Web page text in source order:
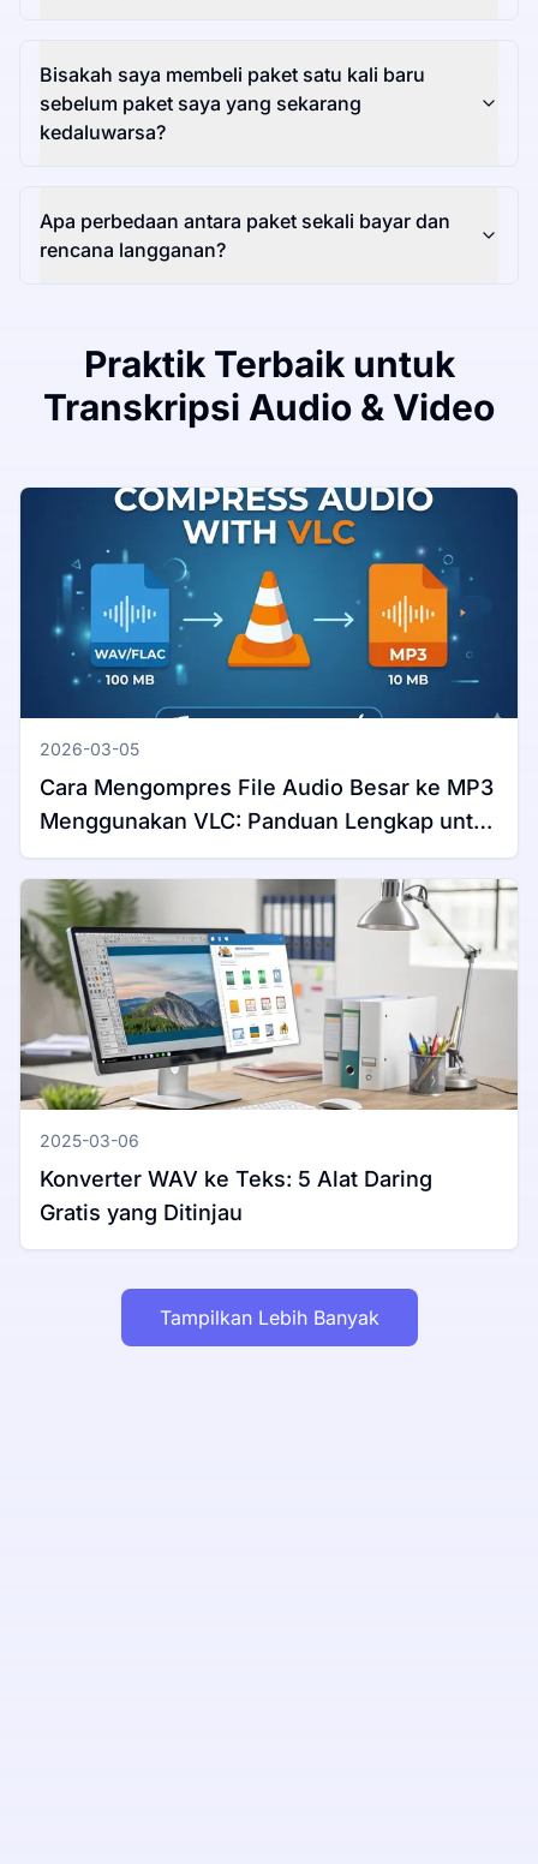
Bisakah saya membeli paket satu kali baru
sebelum paket saya yang sekarang
kedaluwarsa?
Apa perbedaan antara paket sekali bayar dan
rencana langganan?
Praktik Terbaik untuk
Transkripsi Audio & Video
2026-03-05
Cara Mengompres File Audio Besar ke MP3
Menggunakan VLC: Panduan Lengkap untuk
Windows & Mac
2025-03-06
Konverter WAV ke Teks: 5 Alat Daring
Gratis yang Ditinjau
Tampilkan Lebih Banyak